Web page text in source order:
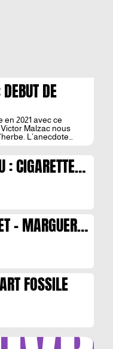
DE
2021 avec ce
Malzac nous
L’anecdote
poétique
joli recueil paru aux
: CIGARETTES
DE MOTS
– MARGUERIN
DE LA
FOSSILE